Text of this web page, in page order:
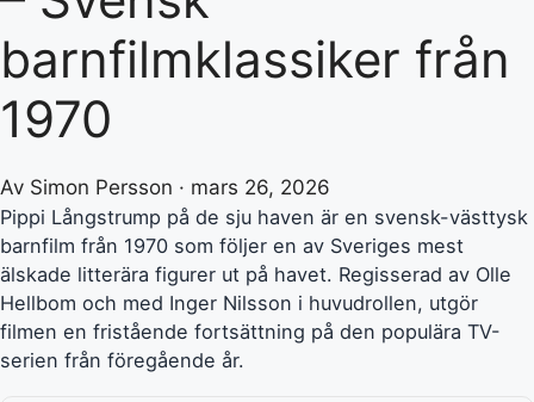
barnfilmklassiker från
1970
Av Simon Persson · mars 26, 2026
Pippi Långstrump på de sju haven är en svensk-västtysk
barnfilm från 1970 som följer en av Sveriges mest
älskade litterära figurer ut på havet. Regisserad av Olle
Hellbom och med Inger Nilsson i huvudrollen, utgör
filmen en fristående fortsättning på den populära TV-
serien från föregående år.